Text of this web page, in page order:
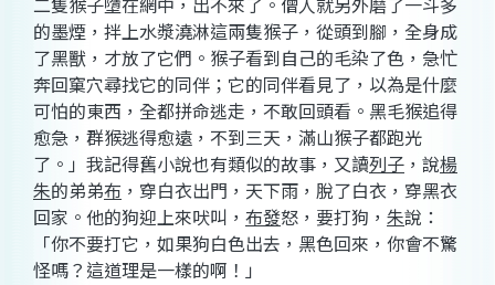
的墨煙，拌上水漿澆淋這兩隻猴子，從頭到腳，全身成
了黑獸，才放了它們。猴子看到自己的毛染了色，急忙
奔回窠穴尋找它的同伴；它的同伴看見了，以為是什麼
可怕的東西，全都拼命逃走，不敢回頭看。黑毛猴追得
愈急，群猴逃得愈遠，不到三天，滿山猴子都跑光
了。」我記得舊小說也有類似的故事，又讀列子 ，說楊
朱的弟弟布 ，穿白衣出門，天下雨，脫了白衣，穿黑衣
回家。他的狗迎上來吠叫， 布發怒，要打狗， 朱說：
「你不要打它，如果狗白色出去，黑色回來，你會不驚
怪嗎？這道理是一樣的啊！」